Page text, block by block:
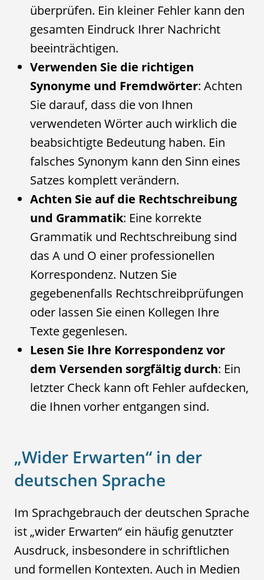
überprüfen. Ein kleiner Fehler kann den
gesamten Eindruck Ihrer Nachricht
beeinträchtigen.
Verwenden Sie die richtigen
Synonyme und Fremdwörter: Achten
Sie darauf, dass die von Ihnen
verwendeten Wörter auch wirklich die
beabsichtigte Bedeutung haben. Ein
falsches Synonym kann den Sinn eines
Satzes komplett verändern.
Achten Sie auf die Rechtschreibung
und Grammatik: Eine korrekte
Grammatik und Rechtschreibung sind
das A und O einer professionellen
Korrespondenz. Nutzen Sie
gegebenenfalls Rechtschreibprüfungen
oder lassen Sie einen Kollegen Ihre
Texte gegenlesen.
Lesen Sie Ihre Korrespondenz vor
dem Versenden sorgfältig durch: Ein
letzter Check kann oft Fehler aufdecken,
die Ihnen vorher entgangen sind.
„Wider Erwarten“ in der
deutschen Sprache
Im Sprachgebrauch der deutschen Sprache
ist „wider Erwarten“ ein häufig genutzter
Ausdruck, insbesondere in schriftlichen
und formellen Kontexten. Auch in Medien